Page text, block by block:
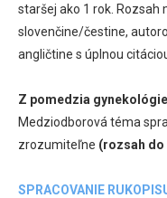
staršej ako 1 rok. Rozsah
slovenčine/čestine,
angličtine s úplnou
Z pomedzia gynekológie
Medziodborová téma
zrozumiteľne (rozsah do
SPRACOVANIE